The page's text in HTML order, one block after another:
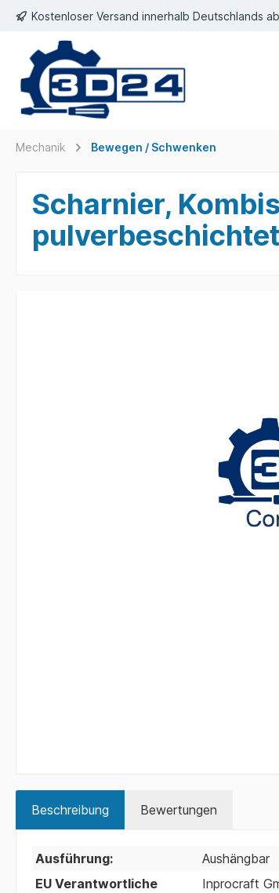
springen
Kostenloser Versand innerhalb Deutschlands
Mechanik Bewegen / Schwenken
Scharnier,
Beschreibung Bewertungen
Ausführung:
Aushängbar
EU Verantwortliche
Inprocraft